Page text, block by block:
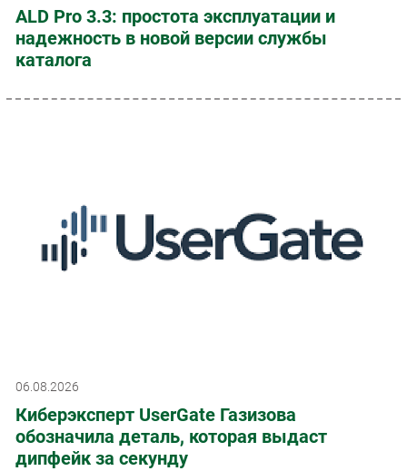
ALD Pro 3.3: простота эксплуатации и
надежность в новой версии службы
каталога
06.08.2026
Киберэксперт UserGate Газизова
обозначила деталь, которая выдаст
дипфейк за секунду